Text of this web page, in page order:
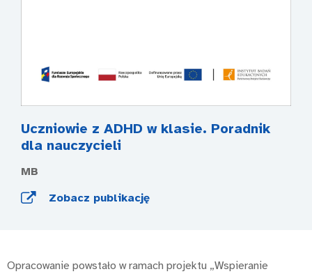
Uczniowie z ADHD w klasie. Poradnik
dla nauczycieli
MB
Zobacz publikację
Opracowanie powstało w ramach projektu „Wspieranie